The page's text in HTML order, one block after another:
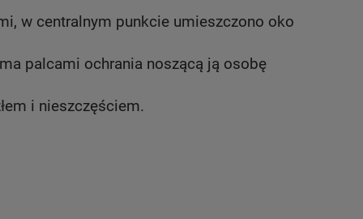
w centralnym punkcie umieszczono oko
palcami ochrania noszącą ją osobę
i nieszczęściem.